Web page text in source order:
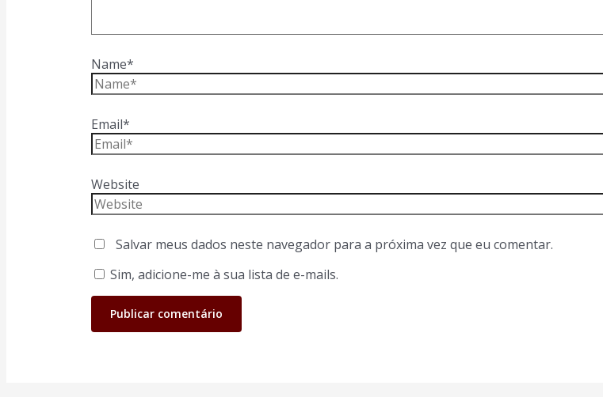
Name*
Email*
Website
Salvar meus dados neste navegador para a próxima vez que eu comentar.
Sim, adicione-me à sua lista de e-mails.